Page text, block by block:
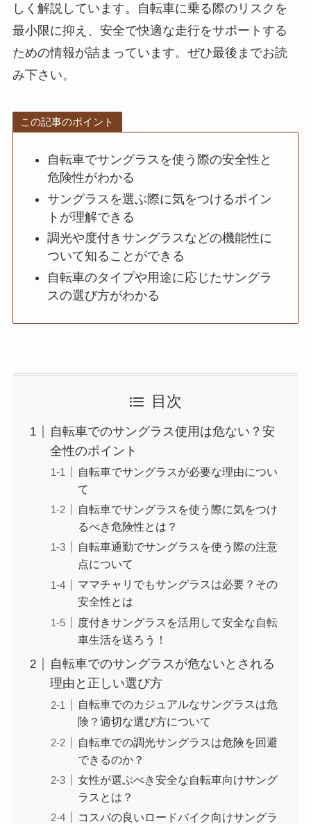
しく解説しています。自転車に乗る際のリスクを
最小限に抑え、安全で快適な走行をサポートする
ための情報が詰まっています。ぜひ最後までお読
み下さい。
この記事のポイント
自転車でサングラスを使う際の安全性と
危険性がわかる
サングラスを選ぶ際に気をつけるポイン
トが理解できる
調光や度付きサングラスなどの機能性に
ついて知ることができる
自転車のタイプや用途に応じたサングラ
スの選び方がわかる
目次
自転車でのサングラス使用は危ない？安
全性のポイント
自転車でサングラスが必要な理由につい
て
自転車でサングラスを使う際に気をつけ
るべき危険性とは？
自転車通勤でサングラスを使う際の注意
点について
ママチャリでもサングラスは必要？その
安全性とは
度付きサングラスを活用して安全な自転
車生活を送ろう！
自転車でのサングラスが危ないとされる
理由と正しい選び方
自転車でのカジュアルなサングラスは危
険？適切な選び方について
自転車での調光サングラスは危険を回避
できるのか？
女性が選ぶべき安全な自転車向けサング
ラスとは？
コスパの良いロードバイク向けサングラ